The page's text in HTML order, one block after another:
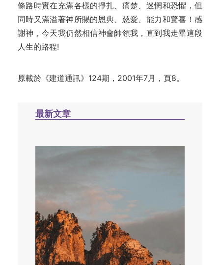
條路時實在充滿各樣的掙扎、痛楚、迷惘和恐懼，但
同時又滿溢著神所賜的恩典、慈愛、能力和驚喜！感
謝神，今天我仍然相信神會帥領我，直到我走畢這段
人生的路程!
原載於 《建道通訊》124期，2001年7月，頁8。
最新文章